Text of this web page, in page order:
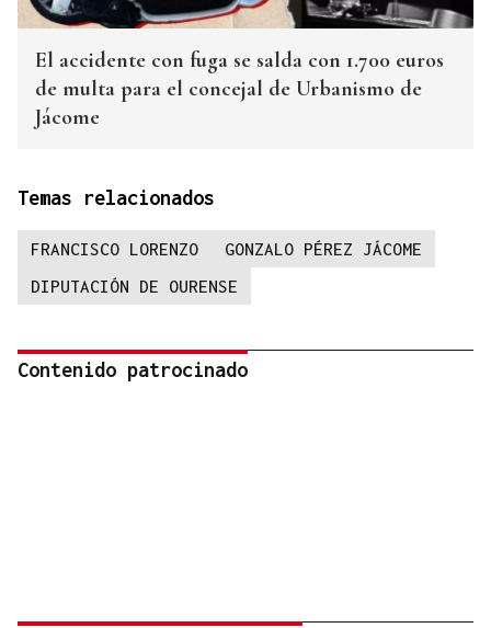
El accidente con fuga se salda con 1.700 euros
de multa para el concejal de Urbanismo de
Jácome
Temas relacionados
FRANCISCO LORENZO
GONZALO PÉREZ JÁCOME
DIPUTACIÓN DE OURENSE
Contenido patrocinado